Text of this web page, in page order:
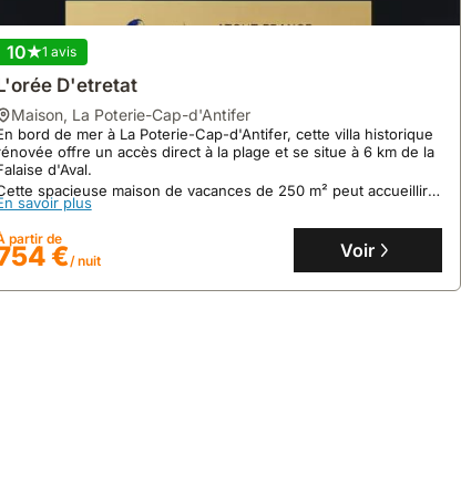
9.5 226 avis
Du Capitaine- 50 M De La Plage &
maison,Étretat
10 1 avis
D'etretat
maison, La Poterie-Cap-d'Antifer
bord de mer à La Poterie-Cap-d'Antifer, cette villa historique
offre un accès direct à la plage et se situe à 6 km de la
d'Aval.
spacieuse maison de vacances de 250 m² peut accueillir
15 personnes et propose des installations de spa, une
piscine intérieure, et une multitude d'activités nautiques.
savoir plus
partir de
€/ nuit Voir